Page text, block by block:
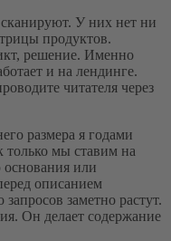
У них нет ни
продуктов.
решение. Именно
и на лендинге.
читателя через
размера я годами
мы ставим на
или
описанием
заметно растут.
Он делает содержание